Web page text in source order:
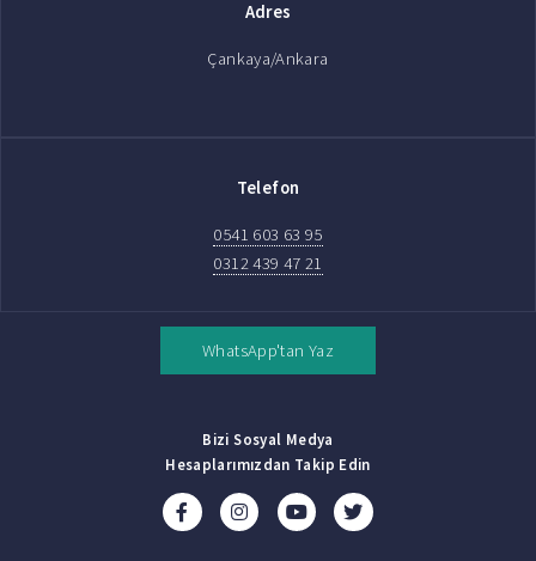
Adres
Çankaya/Ankara
Telefon
0541 603 63 95
0312 439 47 21
WhatsApp'tan Yaz
Bizi Sosyal Medya
Hesaplarımızdan Takip Edin